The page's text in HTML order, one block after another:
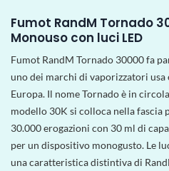
Fumot RandM Tornado
Monouso con luci LED
Fumot RandM Tornado 30000 fa
uno dei marchi di vaporizzatori
Europa. Il nome Tornado è in
modello 30K si colloca nella fascia
30.000 erogazioni con 30 ml di
per un dispositivo monogusto. Le
una caratteristica distintiva di